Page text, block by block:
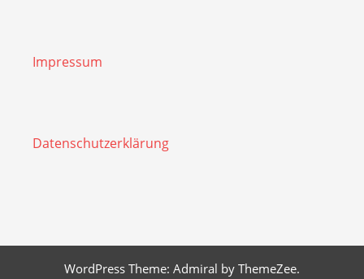
Impressum
Datenschutzerklärung
WordPress Theme: Admiral by ThemeZee.